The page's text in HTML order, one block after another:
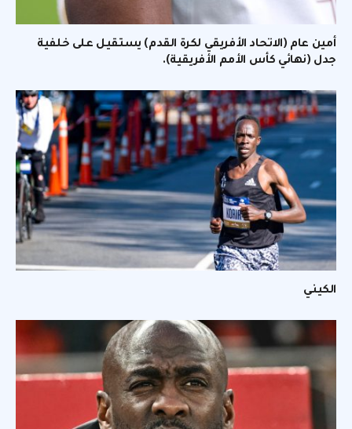
أمين عام (الاتحاد الأفريقي لكرة القدم) يستقيل على خلفية
جدل (نهائي كأس الأمم الأفريقية).
الكيني